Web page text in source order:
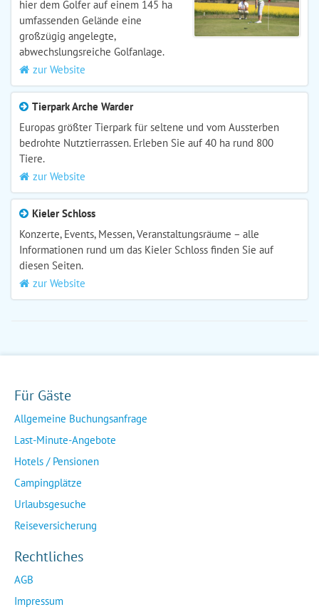
hier dem Golfer auf einem 145 ha
umfassenden Gelände eine
großzügig angelegte,
abwechslungsreiche Golfanlage.
zur Website
Tierpark Arche Warder
Europas größter Tierpark für seltene und vom Aussterben
bedrohte Nutztierrassen. Erleben Sie auf 40 ha rund 800
Tiere.
zur Website
Kieler Schloss
Konzerte, Events, Messen, Veranstaltungsräume – alle
Informationen rund um das Kieler Schloss finden Sie auf
diesen Seiten.
zur Website
Für Gäste
Allgemeine Buchungsanfrage
Last-Minute-Angebote
Hotels / Pensionen
Campingplätze
Urlaubsgesuche
Reiseversicherung
Rechtliches
AGB
Impressum